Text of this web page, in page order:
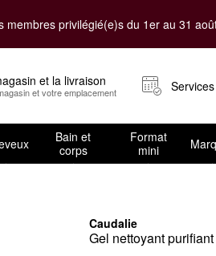
membres privilégié(e)s du 1er au 31
et la livraison
et votre emplacement
Bain et
corps
Format
mini
Caudalie
Gel nettoyant